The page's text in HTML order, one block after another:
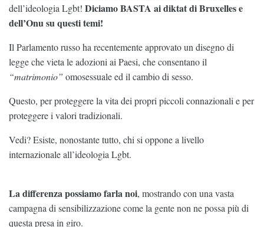
dell’ideologia Lgbt! Diciamo BASTA ai diktat di Bruxelles e
dell’Onu su questi temi!
Il Parlamento russo ha recentemente approvato un disegno di
legge che vieta le adozioni ai Paesi, che consentano il
“matrimonio” omosessuale ed il cambio di sesso.
Questo, per proteggere la vita dei propri piccoli connazionali e per
proteggere i valori tradizionali.
Vedi? Esiste, nonostante tutto, chi si oppone a livello
internazionale all’ideologia Lgbt.
La differenza possiamo farla noi, mostrando con una vasta
campagna di sensibilizzazione come la gente non ne possa più di
questa presa in giro.